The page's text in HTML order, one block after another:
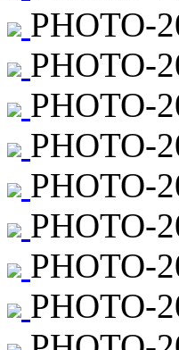
PHOTO-
PHOTO-
PHOTO-
PHOTO-
PHOTO-
PHOTO-
PHOTO-
PHOTO-